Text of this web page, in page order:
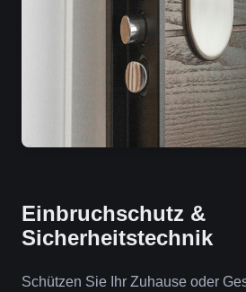
Einbruchschutz &
Sicherheitstechnik
Schützen Sie Ihr Zuhause oder